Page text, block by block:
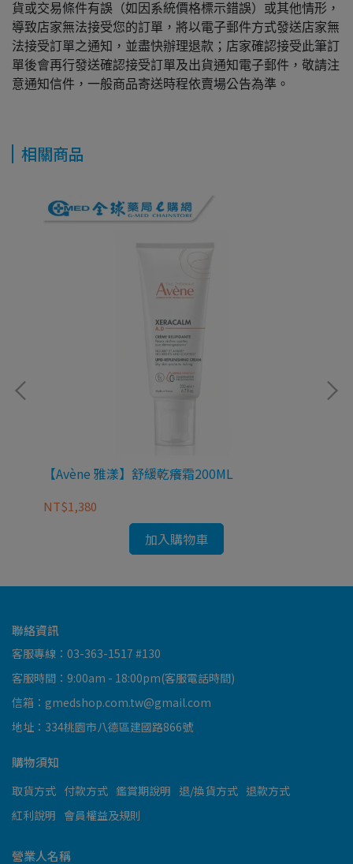
貨或交易條件有誤（如因系統價格標示錯誤）或其他情形，
導致店家無法接受您的訂單，將以電子郵件方式發送店家無
法接受訂單之通知，並盡快辦理退款；店家確認接受此筆訂
單後會再行發送確認接受訂單及出貨通知電子郵件，敬請注
意通知信件，一般商品寄送時程依賣場公告為準。
相關商品
【Avène 雅漾】舒緩乾癢霜200ML
NT$1,380
加入購物車
聯絡資訊
客服專線：03-363-1517 #130
客服時間：9:00am - 18:00pm(客服電話時間)
信箱：gmedshop.com.tw@gmail.com
地址：334桃園市八德區建國路866號
購物須知
取貨方式 付款方式 鑑賞期說明 退/換貨方式 退款方式
紅利說明 會員權益及規則
營業人名稱